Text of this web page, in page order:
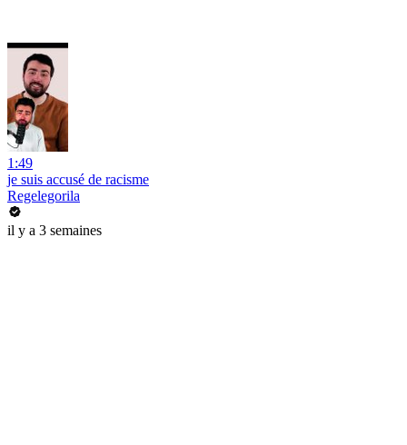
1:49
je suis accusé de racisme
Regelegorila
il y a 3 semaines